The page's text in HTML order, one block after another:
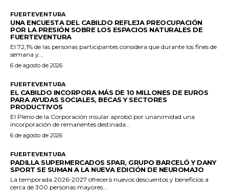
FUERTEVENTURA
UNA ENCUESTA DEL CABILDO REFLEJA PREOCUPACIÓN
POR LA PRESIÓN SOBRE LOS ESPACIOS NATURALES DE
FUERTEVENTURA
El 72,1% de las personas participantes considera que durante los fines de
semana y...
6 de agosto de 2026
FUERTEVENTURA
EL CABILDO INCORPORA MÁS DE 10 MILLONES DE EUROS
PARA AYUDAS SOCIALES, BECAS Y SECTORES
PRODUCTIVOS
El Pleno de la Corporación insular aprobó por unanimidad una
incorporación de remanentes destinada...
6 de agosto de 2026
FUERTEVENTURA
PADILLA SUPERMERCADOS SPAR, GRUPO BARCELÓ Y DANY
SPORT SE SUMAN A LA NUEVA EDICIÓN DE NEUROMAJO
La temporada 2026-2027 ofrecerá nuevos descuentos y beneficios a
cerca de 300 personas mayores...